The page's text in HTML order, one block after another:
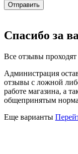
Отправить
Спасибо за
Все отзывы
Администрация
отзывы с ложной
работе магазина, а
общепринятым
Еще варианты